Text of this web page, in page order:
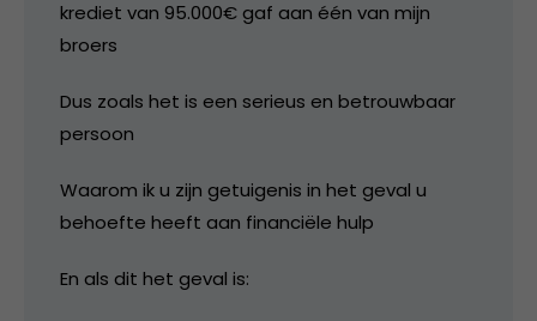
krediet van 95.000€ gaf aan één van mijn
broers
Dus zoals het is een serieus en betrouwbaar
persoon
Waarom ik u zijn getuigenis in het geval u
behoefte heeft aan financiële hulp
En als dit het geval is: